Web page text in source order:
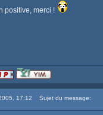
positive, merci !
17:12 Sujet du message: